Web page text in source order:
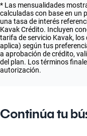
* Las mensualidades
calculadas con base en un
una tasa de interés
Kavak Crédito. Incluyen
tarifa de servicio Kavak,
aplica) según tus
a aprobación de crédito,
del plan. Los términos
autorización.
Continúa tu